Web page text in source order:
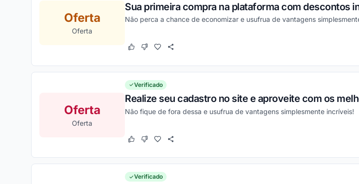
Oferta
Oferta
Sua primeira compra na plataforma com descontos
Não perca a chance de economizar e usufrua de vantagens
Este cupom funcionou
Este cupom não funcionou
Oferta
Oferta
Verificado
Realize seu cadastro no site e aproveite com os
Não fique de fora dessa e usufrua de vantagens simplesmente incríveis!
Este cupom funcionou
Este cupom não funcionou
Verificado